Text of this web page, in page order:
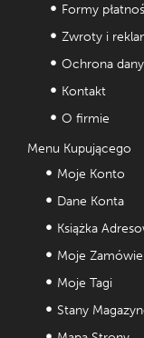
Formy
Zwroty i
Ochrona
Kontakt
O firmie
Menu Kupującego
Moje Konto
Dane Konta
Książka
Moje
Moje Tagi
Stany